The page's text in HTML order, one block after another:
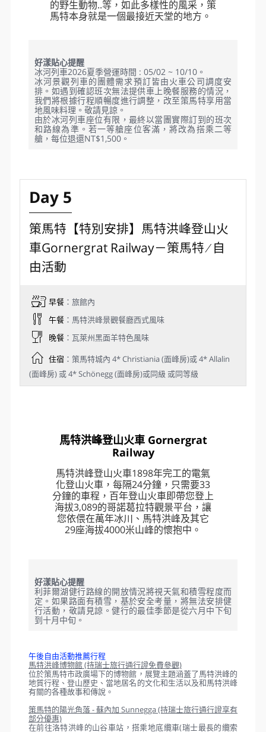
策馬特 Zermatt
以特殊三角造型而聞名遐邇的馬特洪
峰，除了本身就是一個經典的標誌，同
時也是扼殺全世界觀光客在瑞士境內相
機記憶體最多的一的地方。以策馬特為
中心點，熱鬧的班霍夫大街、百年登山
火車、湖中的馬特洪峰倒影、途中巧遇
的野生動物..等，如此多樣性的風采，策
馬特本身就是一個最接近天堂的地方。
好漾貼心提醒
冰河列車2026夏季營運時間 : 05/02 ~ 10/10。
冰河景觀列車的團體需求預訂皆由火車公司調度安
排。如遇到確認班次無法提供車上晚餐服務的情況，
地風味料理。敬請見諒。
和路線為準。若一等艙座位客滿，將改為搭乘二等
艙，每位退還NT$1,500。
Day 5
策馬特【特別安排】馬特洪峰登山火
車Gornergrat Railway－策馬特 ∕ 自
由活動
午餐：馬特洪峰景觀餐廳西式風味
：瓦萊州黑面羊特色風味
住宿：策馬特城內 4* Christiania (面峰房)或 4* Allalin
(面峰房) 或 4* Schönegg (面峰房)或同級 或同等級
馬特洪峰登山火車1898年完工的電氣
化登山火車，每隔24分鐘，只需要33
分鐘的車程，百年登山火車即帶您登上
海拔3,089的哥諾葛拉特觀景平台，讓
利菲爾湖健行路線的開放情況將視天氣和積雪程度而
定。如果路面有積雪，基於安全考量，將無法安排健
行活動，敬請見諒。健行的最佳季節是從六月中下旬